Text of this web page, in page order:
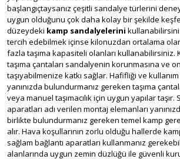
başlangıçtaysanız çeşitli sandalye türlerini
uygun olduğunu çok daha kolay bir şekilde
düzeydeki kamp sandalyelerini
tercih edebilmek içinse kilonuzdan ortalama
fazla taşıma kapasiteli olanları kullanabilirsiniz.
taşıma çantaları sandalyenin korunmasına ve
taşıyabilmenize katkı sağlar. Hafifliği ve
yanınızda bulundurmanız gereken taşıma
veya manuel taşımacılık için uygun yapılar taşır.
aparatları adı verilen montaj elemanları
birlikte bulundurmanız gereken temel kamp
alır. Hava koşullarının zorlu olduğu hallerde
sağlam bağlantı aparatları kullanmanız
alanlarında uygun zemin düzlüğü ile güvenli